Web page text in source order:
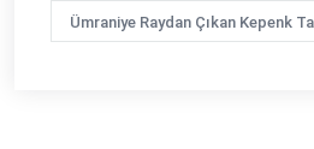
Ümraniye Raydan Çıkan Kepenk